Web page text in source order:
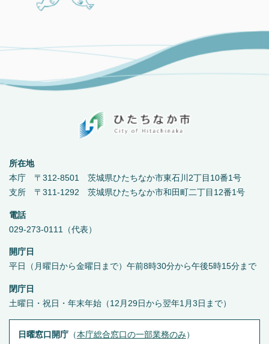
所在地
本庁 〒312-8501 茨城県ひたちなか市東石川2丁目10番1号
支所 〒311-1292 茨城県ひたちなか市和田町二丁目12番1号
電話
029-273-0111（代表）
開庁日
平日（月曜日から金曜日まで）午前8時30分から午後5時15分まで
閉庁日
土曜日・祝日・年末年始（12月29日から翌年1月3日まで）
日曜窓口開庁（本庁総合窓口の一部業務のみ ）